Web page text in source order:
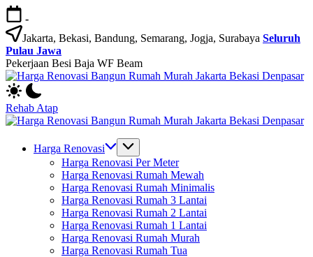
Skip
to
content
-
Jakarta, Bekasi, Bandung, Semarang, Jogja, Surabaya Seluruh
Pulau Jawa
Pekerjaan Besi Baja WF Beam
Jasa
Bangun
Rumah
dan
Rumah
Rehab Atap
Bangun
Rumah
Harga Renovasi
Harga Renovasi Per Meter
Harga Renovasi Rumah Mewah
Harga Renovasi Rumah Minimalis
Harga Renovasi Rumah 3 Lantai
Harga Renovasi Rumah 2 Lantai
Harga Renovasi Rumah 1 Lantai
Harga Renovasi Rumah Murah
Harga Renovasi Rumah Tua